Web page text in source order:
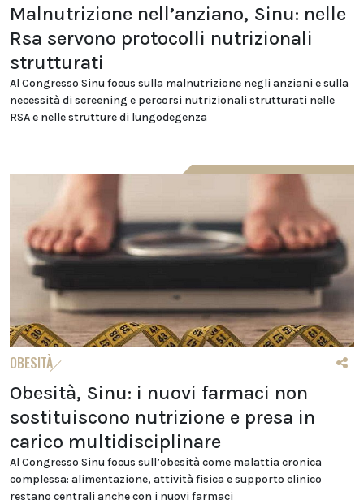
Malnutrizione nell’anziano, Sinu: nelle
Rsa servono protocolli nutrizionali
strutturati
Al Congresso Sinu focus sulla malnutrizione negli anziani e sulla
necessità di screening e percorsi nutrizionali strutturati nelle
RSA e nelle strutture di lungodegenza
OBESITÀ
Obesità, Sinu: i nuovi farmaci non
sostituiscono nutrizione e presa in
carico multidisciplinare
Al Congresso Sinu focus sull’obesità come malattia cronica
complessa: alimentazione, attività fisica e supporto clinico
restano centrali anche con i nuovi farmaci